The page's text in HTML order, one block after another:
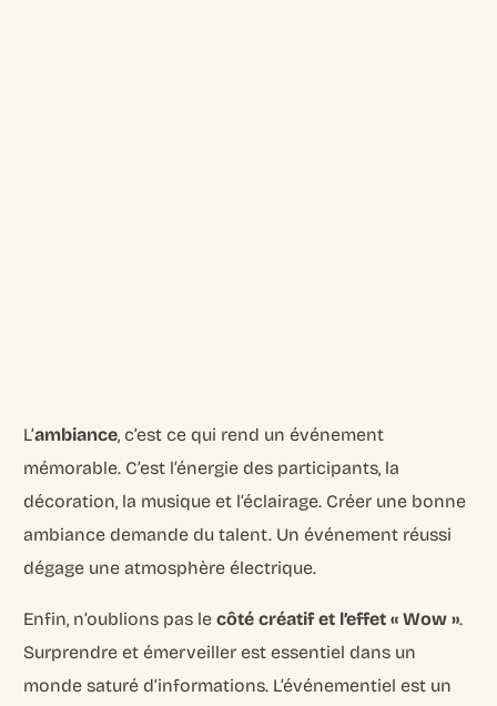
L’ambiance, c’est ce qui rend un événement
mémorable. C’est l’énergie des participants, la
décoration, la musique et l’éclairage. Créer une bonne
ambiance demande du talent. Un événement réussi
dégage une atmosphère électrique.
Enfin, n’oublions pas lecôté créatif et l’effet « Wow ».
Surprendre et émerveiller est essentiel dans un
monde saturé d’informations. L’événementiel est un